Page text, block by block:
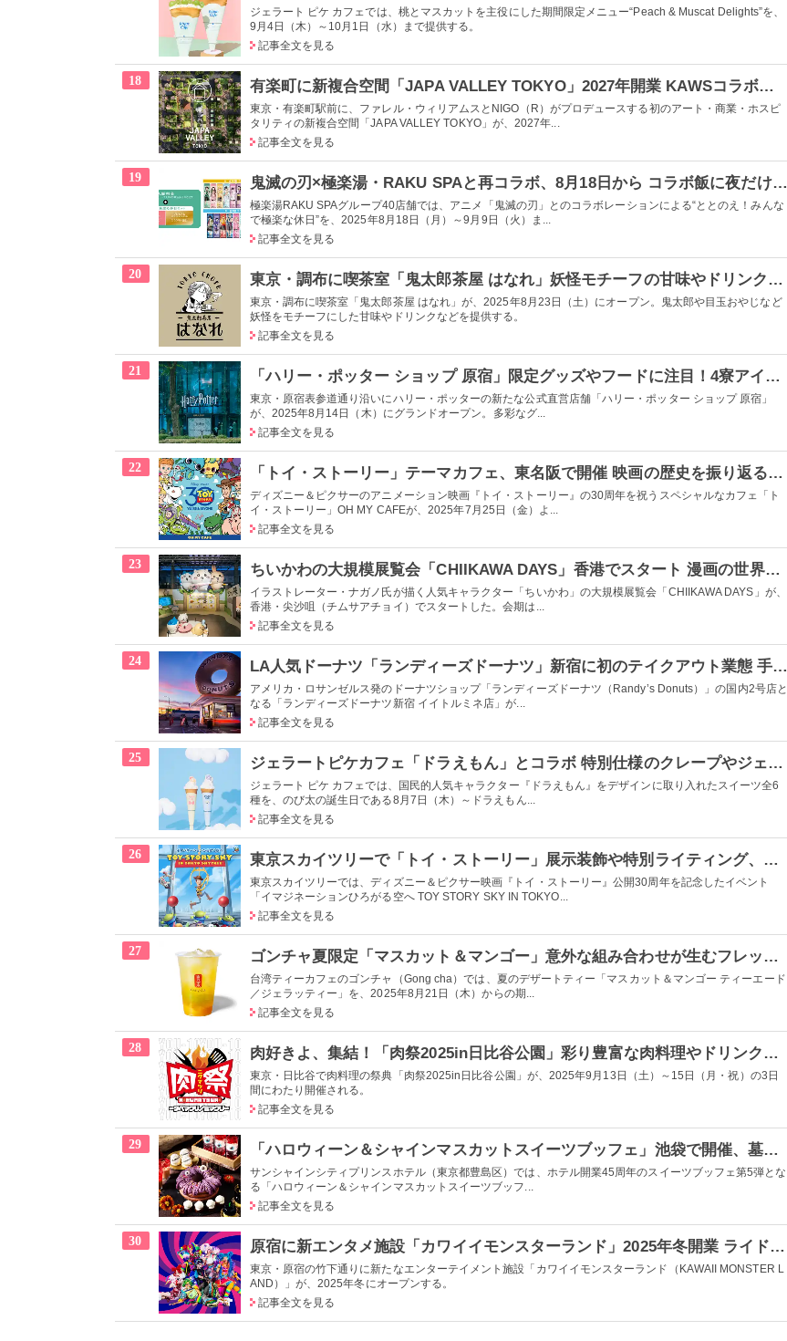
ジェラート ピケ カフェでは、桃とマスカットを主役にした期間限定メニュー“Peach & Muscat Delights”を、
9月4日（木）～10月1日（水）まで提供する。
記事全文を見る
18 有楽町に新複合空間「JAPA VALLEY TOKYO」2027年開業 KAWSコラボ作品も設置
東京・有楽町駅前に、ファレル・ウィリアムスとNIGO（R）がプロデュースする初のアート・商業・ホスピ
タリティの新複合空間「JAPA VALLEY TOKYO」が、2027年...
記事全文を見る
19 鬼滅の刃×極楽湯・RAKU SPAと再コラボ、8月18日から コラボ飯に夜だけ「鬼」モチーフメニューも
極楽湯RAKU SPAグループ40店舗では、アニメ「鬼滅の刃」とのコラボレーションによる“ととのえ！みんな
で極楽な休日”を、2025年8月18日（月）～9月9日（火）ま...
記事全文を見る
20 東京・調布に喫茶室「鬼太郎茶屋 はなれ」妖怪モチーフの甘味やドリンク、一部食器の物販も
東京・調布に喫茶室「鬼太郎茶屋 はなれ」が、2025年8月23日（土）にオープン。鬼太郎や目玉おやじなど
妖怪をモチーフにした甘味やドリンクなどを提供する。
記事全文を見る
21 「ハリー・ポッター ショップ 原宿」限定グッズやフードに注目！4寮アイテムやハニーデュークス風エリアも
東京・原宿表参道通り沿いにハリー・ポッターの新たな公式直営店舗「ハリー・ポッター ショップ 原宿」
が、2025年8月14日（木）にグランドオープン。多彩なグ...
記事全文を見る
22 「トイ・ストーリー」テーマカフェ、東名阪で開催 映画の歴史を振り返るメニューで30周年をお祝い
ディズニー＆ピクサーのアニメーション映画『トイ・ストーリー』の30周年を祝うスペシャルなカフェ「ト
イ・ストーリー」OH MY CAFEが、2025年7月25日（金）よ...
記事全文を見る
23 ちいかわの大規模展覧会「CHIIKAWA DAYS」香港でスタート 漫画の世界に没入するテーマ展示や巨大バルーンも
イラストレーター・ナガノ氏が描く人気キャラクター「ちいかわ」の大規模展覧会「CHIIKAWA DAYS」が、
香港・尖沙咀（チムサアチョイ）でスタートした。会期は...
記事全文を見る
24 LA人気ドーナツ「ランディーズドーナツ」新宿に初のテイクアウト業態 手作りの味30種超を用意
アメリカ・ロサンゼルス発のドーナツショップ「ランディーズドーナツ（Randy’s Donuts）」の国内2号店と
なる「ランディーズドーナツ新宿 イイトルミネ店」が...
記事全文を見る
25 ジェラートピケカフェ「ドラえもん」とコラボ 特別仕様のクレープやジェラート、ソーダが登場
ジェラート ピケ カフェでは、国民的人気キャラクター『ドラえもん』をデザインに取り入れたスイーツ全6
種を、のび太の誕生日である8月7日（木）～ドラえもん...
記事全文を見る
26 東京スカイツリーで「トイ・ストーリー」展示装飾や特別ライティング、映画公開30周年イベント開催
東京スカイツリーでは、ディズニー＆ピクサー映画『トイ・ストーリー』公開30周年を記念したイベント
「イマジネーションひろがる空へ TOY STORY SKY IN TOKYO...
記事全文を見る
27 ゴンチャ夏限定「マスカット＆マンゴー」意外な組み合わせが生むフレッシュなおいしさ
台湾ティーカフェのゴンチャ（Gong cha）では、夏のデザートティー「マスカット＆マンゴー ティーエード
／ジェラッティー」を、2025年8月21日（木）からの期...
記事全文を見る
28 肉好きよ、集結！「肉祭2025in日比谷公園」彩り豊富な肉料理やドリンク、スイーツまで堪能
東京・日比谷で肉料理の祭典「肉祭2025in日比谷公園」が、2025年9月13日（土）～15日（月・祝）の3日
間にわたり開催される。
記事全文を見る
29 「ハロウィーン＆シャインマスカットスイーツブッフェ」池袋で開催、墓場ショコラやお化けバウムなど
サンシャインシティプリンスホテル（東京都豊島区）では、ホテル開業45周年のスイーツブッフェ第5弾とな
る「ハロウィーン＆シャインマスカットスイーツブッフ...
記事全文を見る
30 原宿に新エンタメ施設「カワイイモンスターランド」2025年冬開業 ライドやショー、フードも提供
東京・原宿の竹下通りに新たなエンターテイメント施設「カワイイモンスターランド（KAWAII MONSTER L
AND）」が、2025年冬にオープンする。
記事全文を見る